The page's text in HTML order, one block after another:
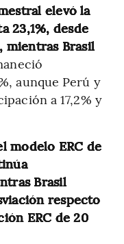
elevó la
23,1%, desde
mientras Brasil
aunque Perú y
a 17,2% y
modelo ERC de
Brasil
respecto
ERC de 20